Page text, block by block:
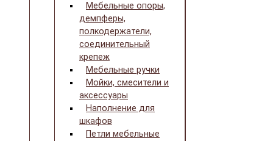
Мебельные опоры,
демпферы,
полкодержатели,
соединительный
крепеж
Мебельные ручки
Мойки, смесители и
аксессуары
Наполнение для
шкафов
Петли мебельные